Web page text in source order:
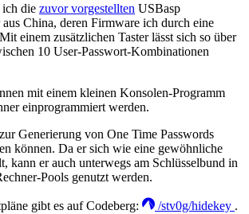
die zuvor vorgestellten USBasp
China, deren Firmware ich durch eine
einem zusätzlichen Taster lässt sich so über
10 User-Passwort-Kombinationen
mit einem kleinen Konsolen-Programm
einprogrammiert werden.
Generierung von One Time Passwords
können. Da er sich wie eine gewöhnliche
kann er auch unterwegs am Schlüsselbund in
Pools genutzt werden.
gibt es auf Codeberg: /stv0g/hidekey .